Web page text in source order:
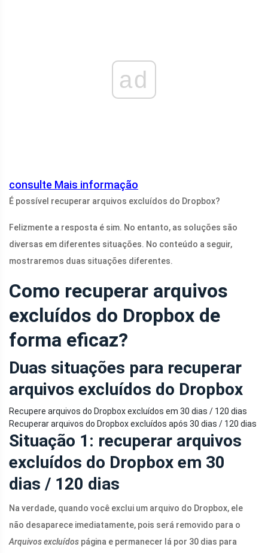
ad
consulte Mais informação
É possível recuperar arquivos excluídos do Dropbox?
Felizmente a resposta é sim. No entanto, as soluções são
diversas em diferentes situações. No conteúdo a seguir,
mostraremos duas situações diferentes.
Como recuperar arquivos
excluídos do Dropbox de
forma eficaz?
Duas situações para recuperar
arquivos excluídos do Dropbox
Recupere arquivos do Dropbox excluídos em 30 dias / 120 dias
Recuperar arquivos do Dropbox excluídos após 30 dias / 120 dias
Situação 1: recuperar arquivos
excluídos do Dropbox em 30
dias / 120 dias
Na verdade, quando você exclui um arquivo do Dropbox, ele
não desaparece imediatamente, pois será removido para o
Arquivos excluídos página e permanecer lá por 30 dias para